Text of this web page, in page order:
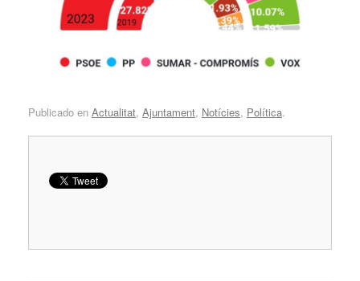
Publicado en Actualitat, Ajuntament, Notícies, Política.